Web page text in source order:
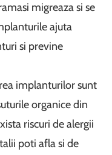
migreaza si se
ajuta
si previne
implanturilor sunt
organice din
riscuri de alergii
poti afla si de